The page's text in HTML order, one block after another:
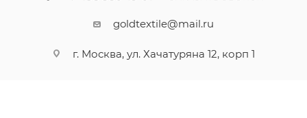
goldtextile@mail.ru
г. Москва, ул. Хачатуряна 12, корп 1